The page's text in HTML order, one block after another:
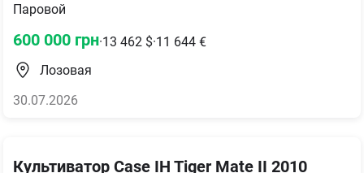
Паровой
600 000 грн·13 462 $·11 644 €
Лозовая
30.07.2026
Культиватор Case IH Tiger Mate II 2010